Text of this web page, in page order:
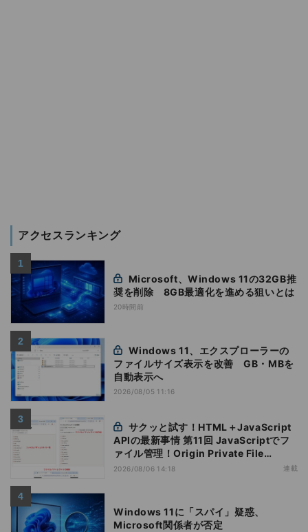
アクセスランキング
奨を削除 8GB最適化を進める狙いとは
20時間前
ファイルサイズ表示を改善 GB・MBを
自動表示へ
2026/08/05 11:16
APIの最新事情 第11回 JavaScriptでフ
ァイル管理！Origin Private File
Systemを活用する
2026/08/06 14:18 連載
Windows 11に「スパイ」疑惑、
Microsoft関係者が否定